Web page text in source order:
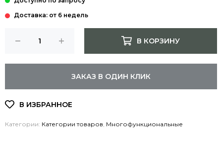
Доставка: от 6 недель
В КОРЗИНУ
ЗАКАЗ В ОДИН КЛИК
Категории: Категории товаров Многофункциональные